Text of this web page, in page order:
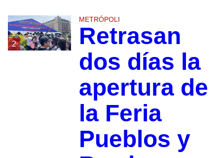
2
METRÓPOLI
Retrasan
dos días la
apertura de
la Feria
Pueblos y